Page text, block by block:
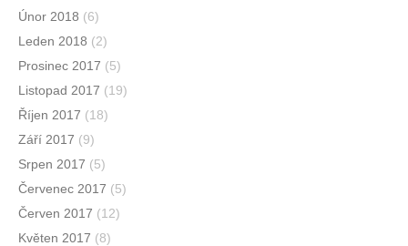
Únor 2018 (6)
Leden 2018 (2)
Prosinec 2017 (5)
Listopad 2017 (19)
Říjen 2017 (18)
Září 2017 (9)
Srpen 2017 (5)
Červenec 2017 (5)
Červen 2017 (12)
Květen 2017 (8)